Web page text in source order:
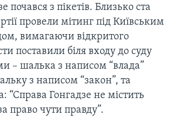
АМЕРИКИ
почався з пікетів. Близько ста
провели мітинг під Київським
вимагаючи відкритого
поставили біля входу до суду
– шалька з написом “влада”
з написом “закон”, та
“Справа Гонгадзе не містить
право чути правду”.